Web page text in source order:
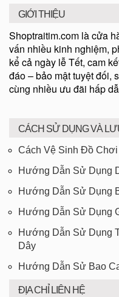
GIỚI THIỆU
Shoptraitim.com là cửa
vấn nhiều kinh nghiệm,
kể cả ngày lễ Tết, cam
đáo – bảo mật tuyệt đối,
cùng nhiều ưu đãi hấp
CÁCH SỬ DỤNG VÀ
Cách Vệ Sinh Đồ
Hướng Dẫn Sử Dụng
Hướng Dẫn Sử Dụng
Hướng Dẫn Sử Dụng
Hướng Dẫn Sử Dụng
Dây
Hướng Dẫn Sử Bao
ĐỊA CHỈ LIÊN HỆ